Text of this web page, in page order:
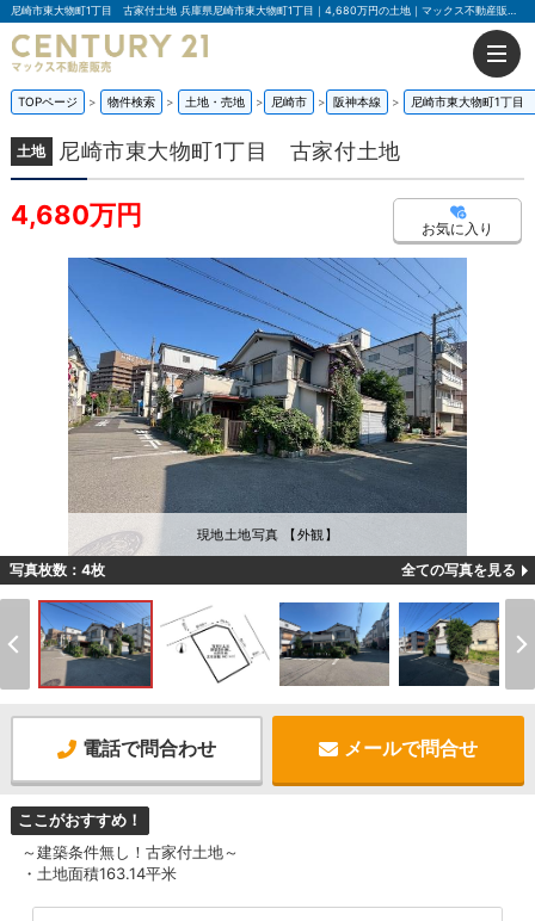
TOPページ 物件検索 土地・売地 尼崎市 阪神本線 尼崎市東大物町1丁目
土地 尼崎市東大物町1丁目 古家付土地
4,680万円 お気に入り
現地土地写真 【外観】
写真枚数：4枚 全ての写真を見る
電話で問合わせ メールで問合せ
ここがおすすめ！
～建築条件無し！古家付土地～
・土地面積163.14平米